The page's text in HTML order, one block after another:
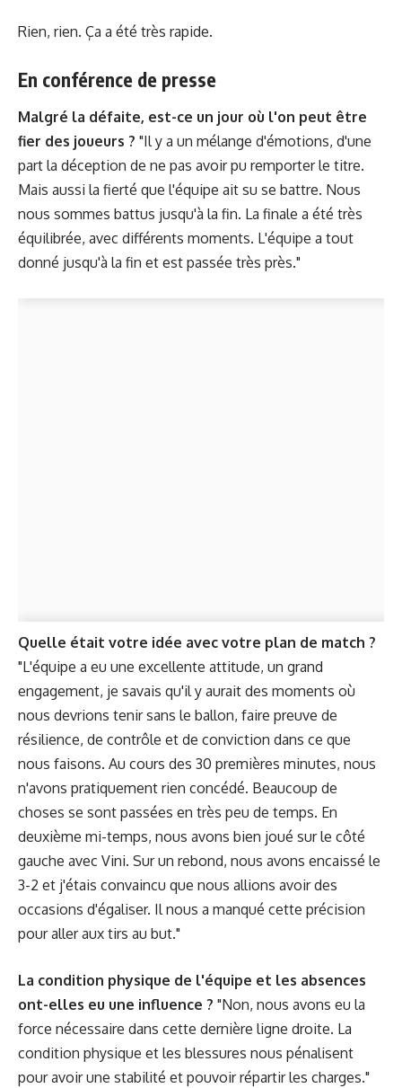
Rien, rien. Ça a été très rapide.
En conférence de presse
Malgré la défaite, est-ce un jour où l'on peut être
fier des joueurs ? "Il y a un mélange d'émotions, d'une
part la déception de ne pas avoir pu remporter le titre.
Mais aussi la fierté que l'équipe ait su se battre. Nous
nous sommes battus jusqu'à la fin. La finale a été très
équilibrée, avec différents moments. L'équipe a tout
donné jusqu'à la fin et est passée très près."
Quelle était votre idée avec votre plan de match ?
"L'équipe a eu une excellente attitude, un grand
engagement, je savais qu'il y aurait des moments où
nous devrions tenir sans le ballon, faire preuve de
résilience, de contrôle et de conviction dans ce que
nous faisons. Au cours des 30 premières minutes, nous
n'avons pratiquement rien concédé. Beaucoup de
choses se sont passées en très peu de temps. En
deuxième mi-temps, nous avons bien joué sur le côté
gauche avec Vini. Sur un rebond, nous avons encaissé le
3-2 et j'étais convaincu que nous allions avoir des
occasions d'égaliser. Il nous a manqué cette précision
pour aller aux tirs au but."
La condition physique de l'équipe et les absences
ont-elles eu une influence ? "Non, nous avons eu la
force nécessaire dans cette dernière ligne droite. La
condition physique et les blessures nous pénalisent
pour avoir une stabilité et pouvoir répartir les charges."